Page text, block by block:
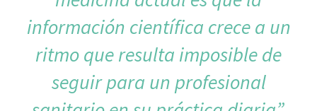
información científica crece a un
ritmo que resulta imposible de
seguir para un profesional